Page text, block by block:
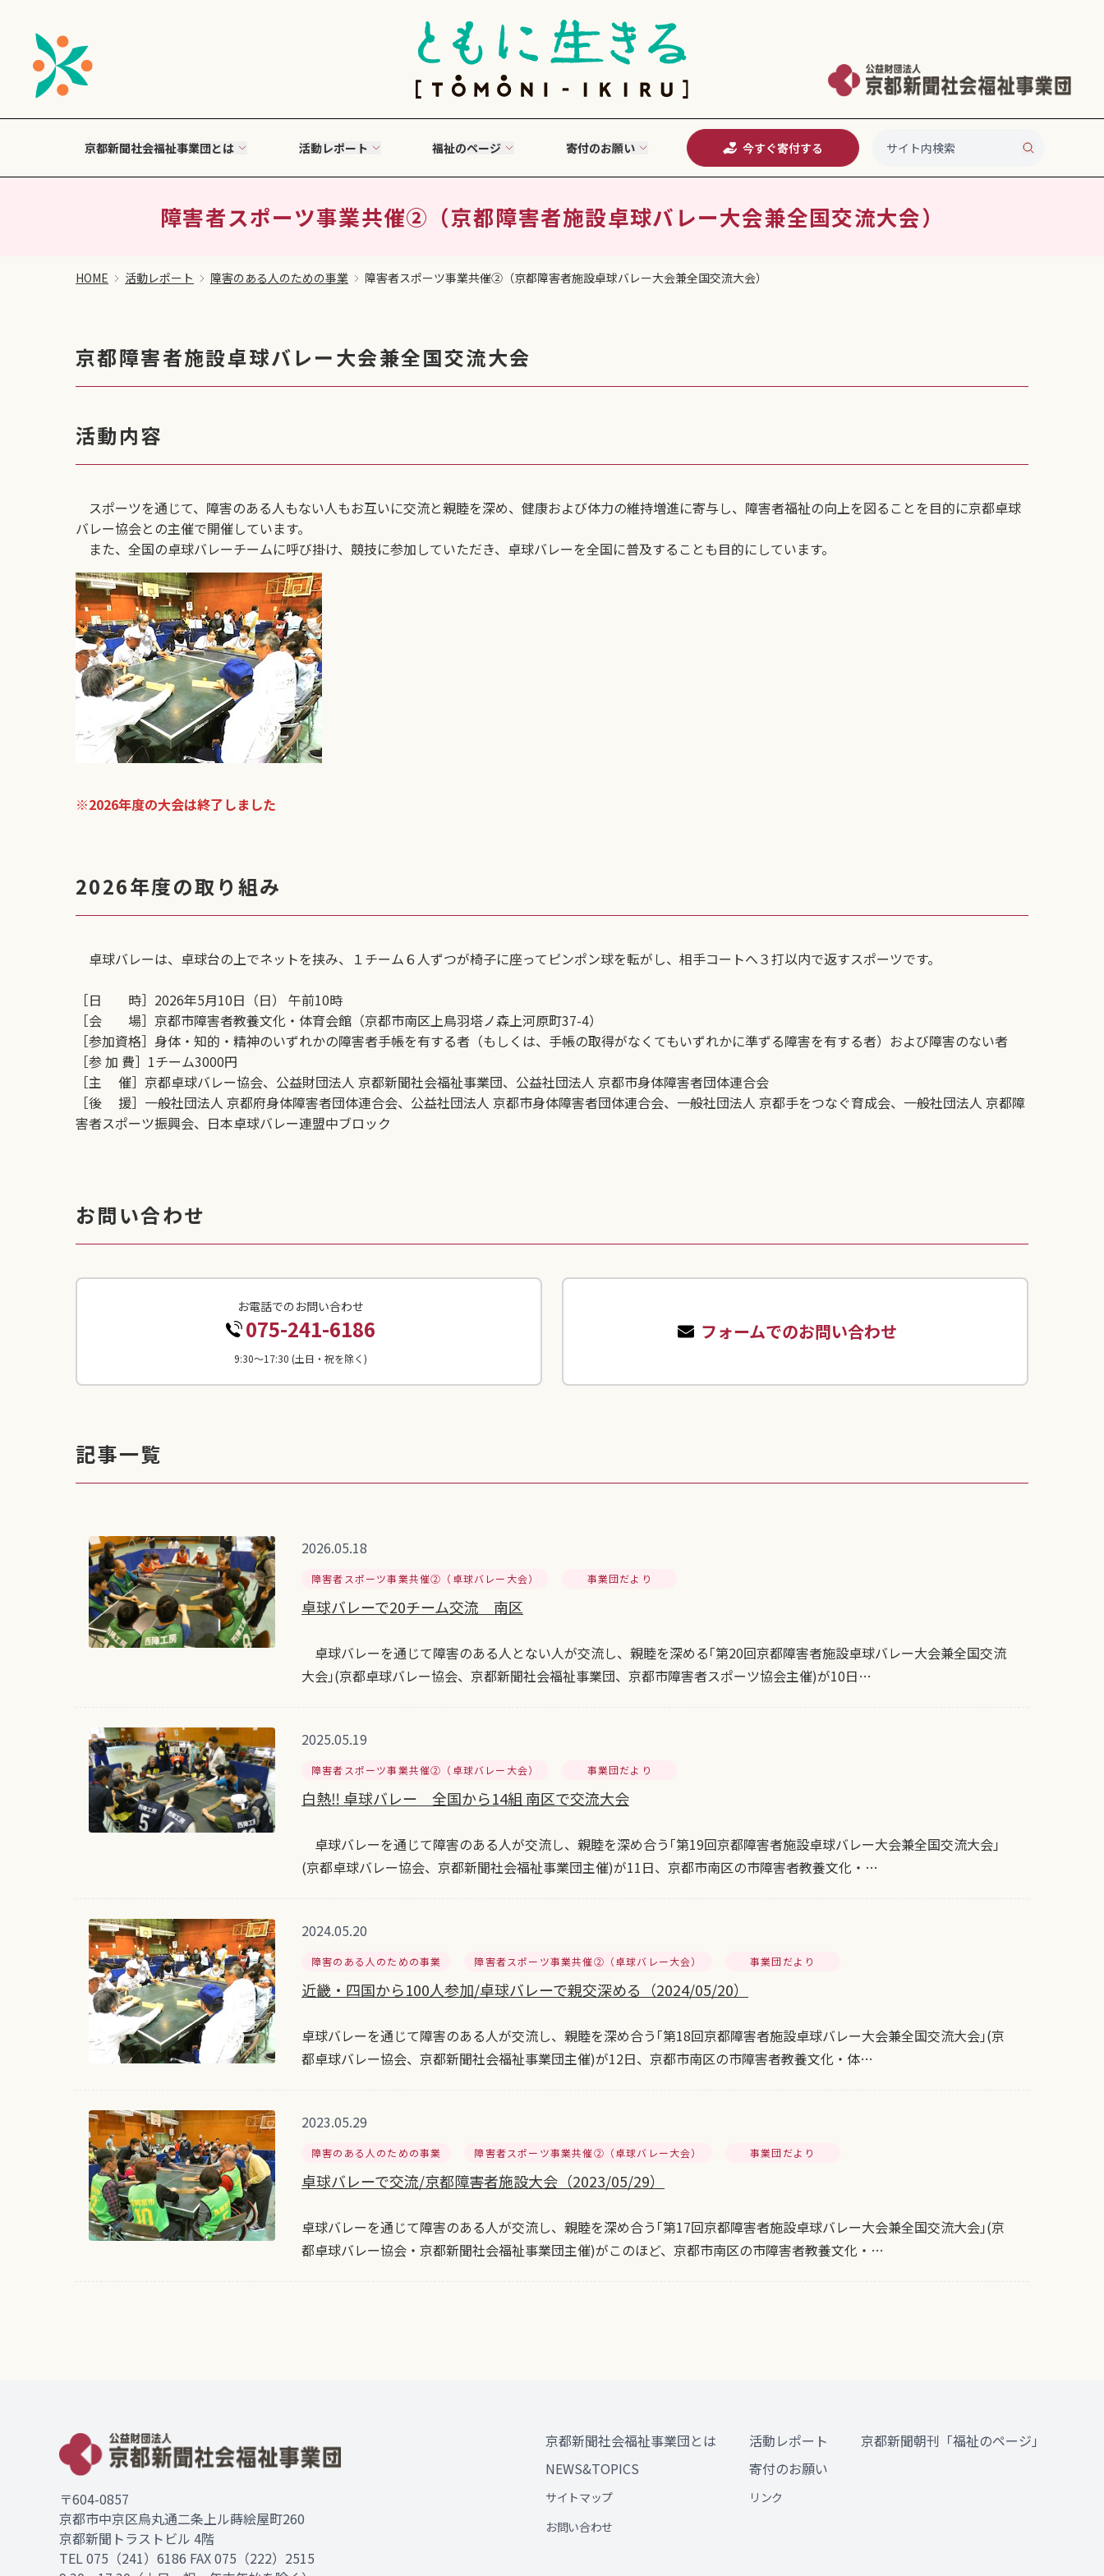
京都新聞社会福祉事業団とは 活動レポート 福祉のページ 寄付のお願い 今すぐ寄付する
障害者スポーツ事業共催②（京都障害者施設卓球バレー大会兼全国交流大会）
HOME 活動レポート 障害のある人のための事業 障害者スポーツ事業共催②（京都障害者施設卓球バレー大会兼全国交流大会）
京都障害者施設卓球バレー大会兼全国交流大会
活動内容
スポーツを通じて、障害のある人もない人もお互いに交流と親睦を深め、健康および体力の維持増進に寄与し、障害者福祉の向上を図ることを目的に京都卓球
バレー協会との主催で開催しています。
また、全国の卓球バレーチームに呼び掛け、競技に参加していただき、卓球バレーを全国に普及することも目的にしています。
※2026年度の大会は終了しました
2026年度の取り組み
卓球バレーは、卓球台の上でネットを挟み、１チーム６人ずつが椅子に座ってピンポン球を転がし、相手コートへ３打以内で返すスポーツです。
［日 時］2026年5月10日（日） 午前10時
［会 場］京都市障害者教養文化・体育会館（京都市南区上鳥羽塔ノ森上河原町37-4）
［参加資格］身体・知的・精神のいずれかの障害者手帳を有する者（もしくは、手帳の取得がなくてもいずれかに準ずる障害を有する者）および障害のない者
［参 加 費］1チーム3000円
［主 催］京都卓球バレー協会、公益財団法人 京都新聞社会福祉事業団、公益社団法人 京都市身体障害者団体連合会
［後 援］一般社団法人 京都府身体障害者団体連合会、公益社団法人 京都市身体障害者団体連合会、一般社団法人 京都手をつなぐ育成会、一般社団法人 京都障
害者スポーツ振興会、日本卓球バレー連盟中ブロック
お問い合わせ
お電話でのお問い合わせ
075-241-6186
9:30〜17:30 (土日・祝を除く)
フォームでのお問い合わせ
記事一覧
2026.05.18
障害者スポーツ事業共催②（卓球バレー大会） 事業団だより
卓球バレーで20チーム交流 南区
卓球バレーを通じて障害のある人とない人が交流し、親睦を深める｢第20回京都障害者施設卓球バレー大会兼全国交流
大会｣(京都卓球バレー協会、京都新聞社会福祉事業団、京都市障害者スポーツ協会主催)が10日…
2025.05.19
障害者スポーツ事業共催②（卓球バレー大会） 事業団だより
白熱‼ 卓球バレー 全国から14組 南区で交流大会
卓球バレーを通じて障害のある人が交流し、親睦を深め合う｢第19回京都障害者施設卓球バレー大会兼全国交流大会｣
(京都卓球バレー協会、京都新聞社会福祉事業団主催)が11日、京都市南区の市障害者教養文化・…
2024.05.20
障害のある人のための事業 障害者スポーツ事業共催②（卓球バレー大会） 事業団だより
近畿・四国から100人参加/卓球バレーで親交深める（2024/05/20）
卓球バレーを通じて障害のある人が交流し、親睦を深め合う｢第18回京都障害者施設卓球バレー大会兼全国交流大会｣(京
都卓球バレー協会、京都新聞社会福祉事業団主催)が12日、京都市南区の市障害者教養文化・体…
2023.05.29
障害のある人のための事業 障害者スポーツ事業共催②（卓球バレー大会） 事業団だより
卓球バレーで交流/京都障害者施設大会（2023/05/29）
卓球バレーを通じて障害のある人が交流し、親睦を深め合う｢第17回京都障害者施設卓球バレー大会兼全国交流大会｣(京
都卓球バレー協会・京都新聞社会福祉事業団主催)がこのほど、京都市南区の市障害者教養文化・…
〒604-0857
京都市中京区烏丸通二条上ル蒔絵屋町260
京都新聞トラストビル 4階
TEL075（241）6186 FAX 075（222）2515
京都新聞社会福祉事業団とは 活動レポート
京都新聞朝刊「福祉のページ」
NEWS&TOPICS
寄付のお願い
サイトマップ
リンク
お問い合わせ